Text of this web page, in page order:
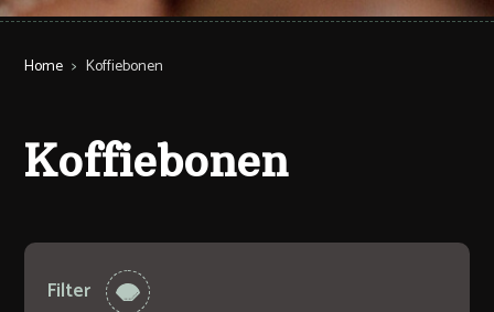
Home > Koffiebonen
Koffiebonen
Filter